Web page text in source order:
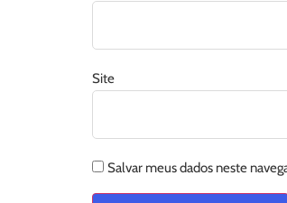
Site
Salvar meus dados neste